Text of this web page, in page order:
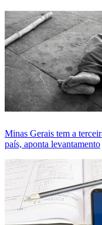
Minas Gerais tem a
país, aponta levantamento